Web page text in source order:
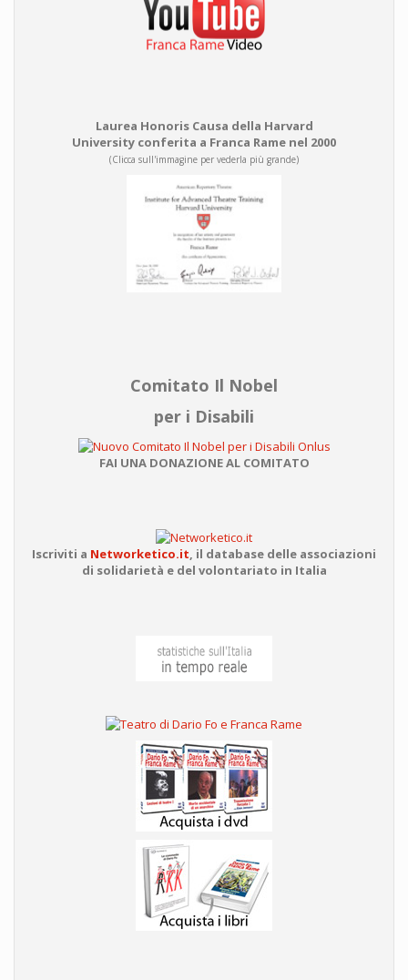
Laurea Honoris Causa della Harvard
University conferita a Franca Rame nel 2000
(Clicca sull'immagine per vederla più grande)
Comitato Il Nobel
per i Disabili
FAI UNA DONAZIONE AL COMITATO
Iscriviti a Networketico.it, il database delle associazioni
di solidarietà e del volontariato in Italia